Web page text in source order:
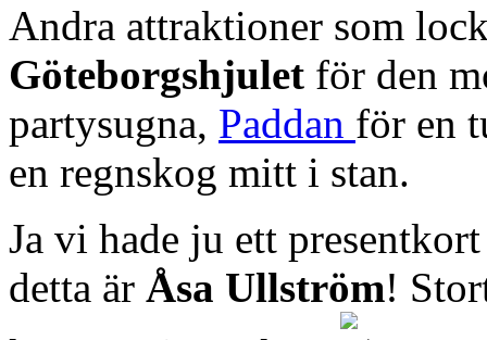
Andra attraktioner som
Göteborgshjulet för den
partysugna, Paddan för en
en regnskog mitt i stan.
Ja vi hade ju ett
detta är Åsa Ullström!